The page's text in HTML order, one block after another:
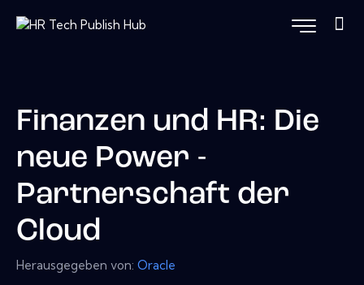
Finanzen und HR: Die
neue Power -
Partnerschaft der
Cloud
Herausgegeben von: Oracle